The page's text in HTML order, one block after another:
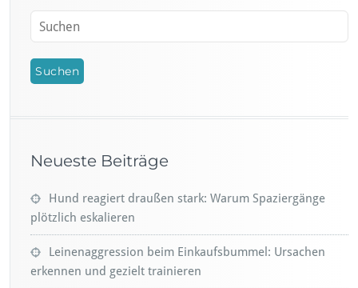
Neueste Beiträge
Hund reagiert draußen stark: Warum Spaziergänge
plötzlich eskalieren
Leinenaggression beim Einkaufsbummel: Ursachen
erkennen und gezielt trainieren